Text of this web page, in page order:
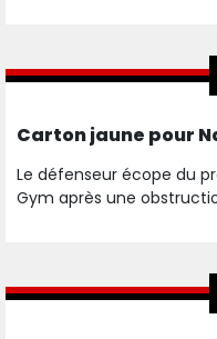
Carton jaune pour
Le défenseur écope du
Gym après une